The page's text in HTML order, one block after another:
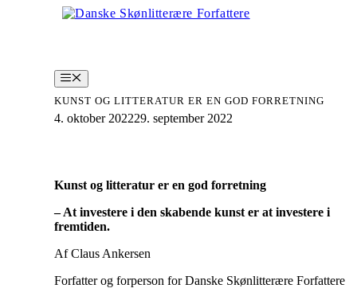
Menu
KUNST OG LITTERATUR ER EN GOD FORRETNING
4. oktober 202229. september 2022
Kunst og litteratur er en god forretning
– At investere i den skabende kunst er at investere i
fremtiden.
Af Claus Ankersen
Forfatter og forperson for Danske Skønlitterære Forfattere